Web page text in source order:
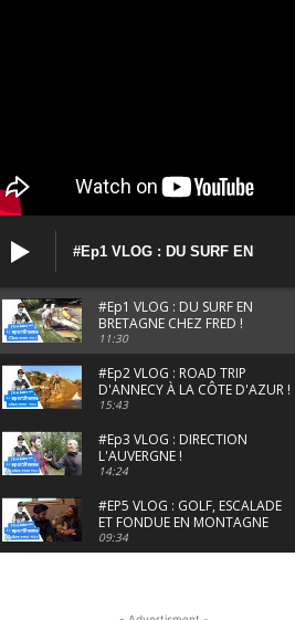
#Ep1 VLOG : DU SURF EN
#Ep1 VLOG : DU SURF EN
BRETAGNE CHEZ FRED !
11:30
#Ep2 VLOG : ROAD TRIP
D'ANNECY À LA CÔTE D'AZUR !
15:43
#Ep3 VLOG : DIRECTION
L'AUVERGNE !
14:24
#EP5 VLOG : GOLF, ESCALADE
ET FONDUE EN MONTAGNE
09:34